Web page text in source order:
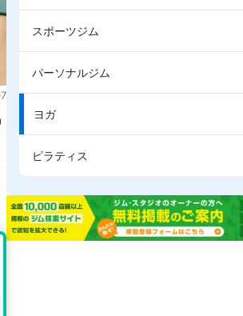
スポーツジム
パーソナルジム
ヨガ
ピラティス